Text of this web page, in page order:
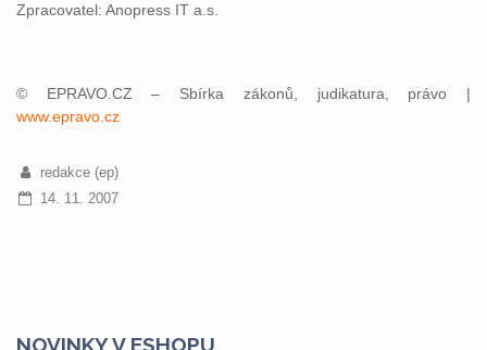
Zpracovatel: Anopress IT a.s.
© EPRAVO.CZ – Sbírka zákonů, judikatura, právo |
www.epravo.cz
redakce (ep)
14. 11. 2007
NOVINKY V ESHOPU